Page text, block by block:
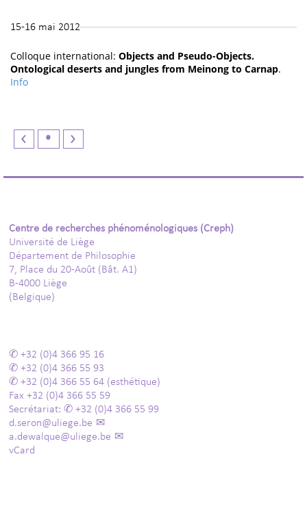
15-16 mai 2012
Colloque international: Objects and Pseudo-Objects.
Ontological deserts and jungles from Meinong to Carnap.
Info
‹ • ›
Centre de recherches phénoménologiques (Creph)
Université de Liège
Département de Philosophie
7, Place du 20-Août (Bât. A1)
B-4000 Liège
(Belgique)
+32 (0)4 366 95 16
+32 (0)4 366 55 93
+32 (0)4 366 55 64 (esthétique)
Fax +32 (0)4 366 55 59
Secrétariat:
+32 (0)4 366 55 99
d.seron@uliege.be
a.dewalque@uliege.be
vCard